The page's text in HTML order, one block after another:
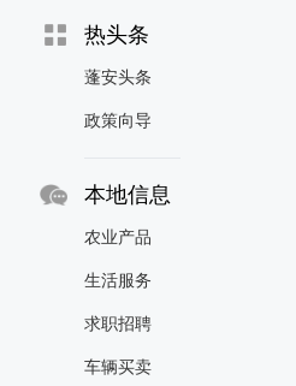
热头条
蓬安头条
政策向导
本地信息
农业产品
生活服务
求职招聘
车辆买卖